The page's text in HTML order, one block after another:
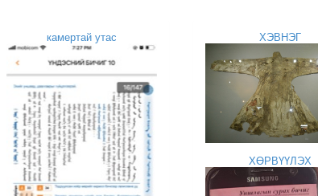
камертай утас ХЭВНЭГ
ХӨРВҮҮЛЭХ